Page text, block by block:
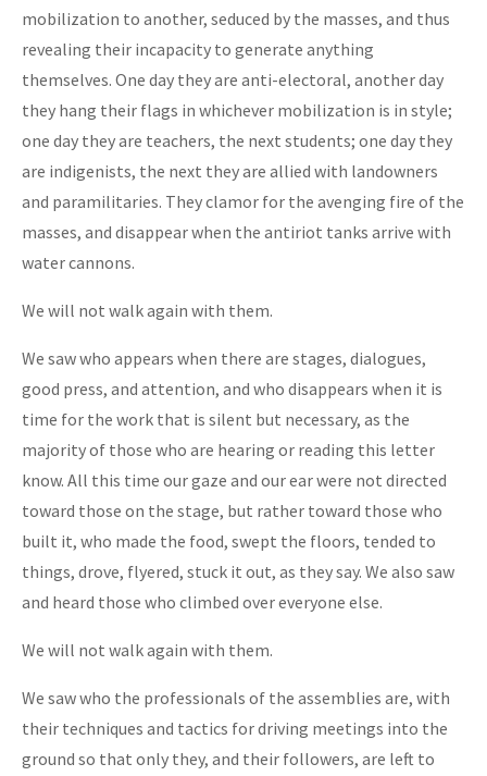
mobilization to another, seduced by the masses, and thus
revealing their incapacity to generate anything
themselves. One day they are anti-electoral, another day
they hang their flags in whichever mobilization is in style;
one day they are teachers, the next students; one day they
are indigenists, the next they are allied with landowners
and paramilitaries. They clamor for the avenging fire of the
masses, and disappear when the antiriot tanks arrive with
water cannons.
We will not walk again with them.
We saw who appears when there are stages, dialogues,
good press, and attention, and who disappears when it is
time for the work that is silent but necessary, as the
majority of those who are hearing or reading this letter
know. All this time our gaze and our ear were not directed
toward those on the stage, but rather toward those who
built it, who made the food, swept the floors, tended to
things, drove, flyered, stuck it out, as they say. We also saw
and heard those who climbed over everyone else.
We will not walk again with them.
We saw who the professionals of the assemblies are, with
their techniques and tactics for driving meetings into the
ground so that only they, and their followers, are left to